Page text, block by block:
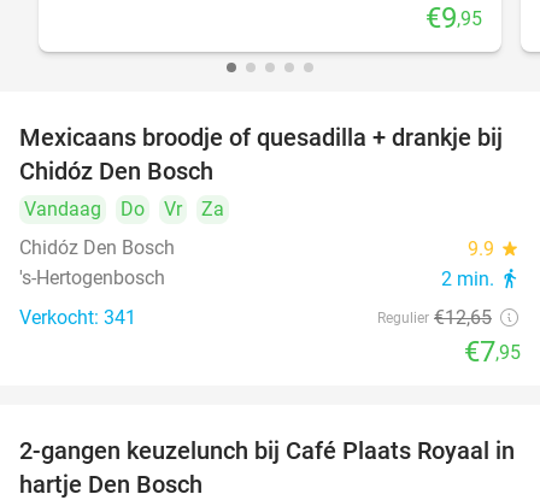
€9,95
37%
Mexicaans broodje of quesadilla + drankje bij
Chidóz Den Bosch
Vandaag Do Vr
Za
Chidóz Den Bosch
9.9 star
's-Hertogenbosch 2 min. directions_walk
Verkocht: 341 Regulier €12,65
€7,95
36%
2-gangen keuzelunch bij Café Plaats Royaal in
hartje Den Bosch